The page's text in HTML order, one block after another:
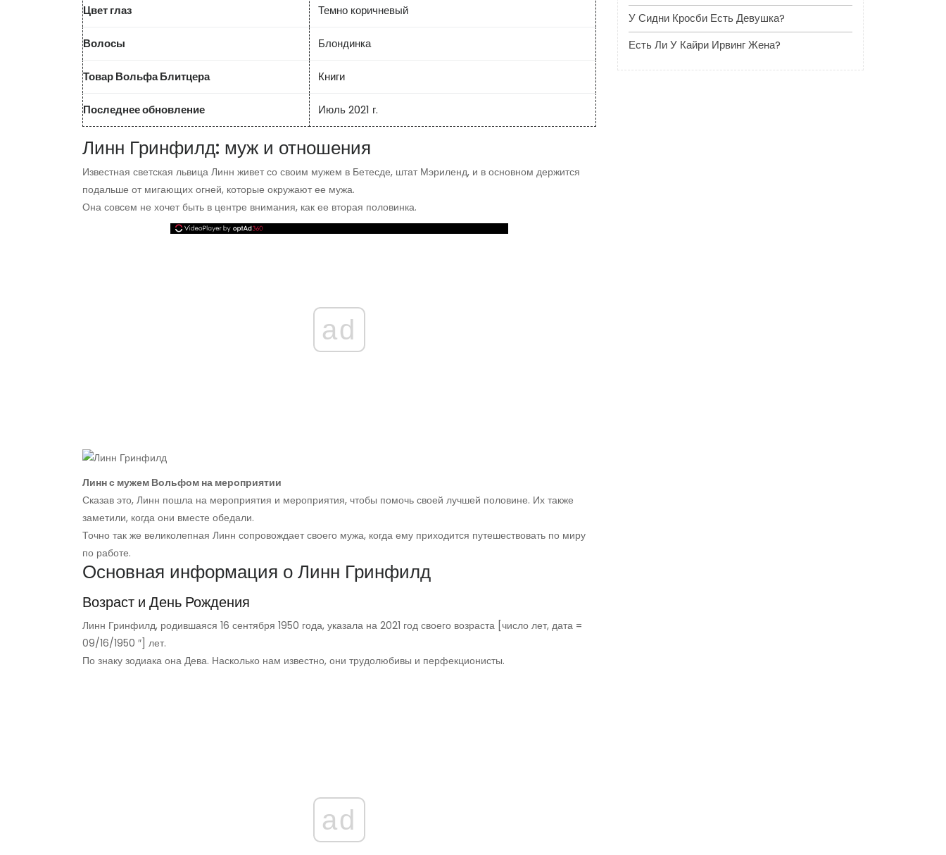
Цвет глаз Темно коричневый
Волосы Блондинка
Товар Вольфа Блитцера Книги
Последнее обновление Июль 2021 г.
Линн Гринфилд: муж и отношения
Известная светская львица Линн живет со своим мужем в Бетесде, штат Мэриленд, и в основном держится
подальше от мигающих огней, которые окружают ее мужа.
Она совсем не хочет быть в центре внимания, как ее вторая половинка.
ad
Линн с мужем Вольфом на мероприятии
Сказав это, Линн пошла на мероприятия и мероприятия, чтобы помочь своей лучшей половине. Их также
заметили, когда они вместе обедали.
Точно так же великолепная Линн сопровождает своего мужа, когда ему приходится путешествовать по миру
по работе.
Основная информация о Линн Гринфилд
Возраст и День Рождения
Линн Гринфилд, родившаяся 16 сентября 1950 года, указала на 2021 год своего возраста [число лет, дата =
09/16/1950 ″] лет.
По знаку зодиака она Дева. Насколько нам известно, они трудолюбивы и перфекционисты.
ad
У Сидни Кросби Есть Девушка?
Есть Ли У Кайри Ирвинг Жена?